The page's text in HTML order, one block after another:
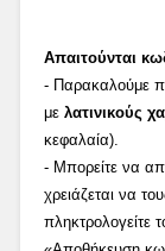
Απαιτούνται
- Παρακαλούμε
με λατινικούς
κεφαλαία).
- Μπορείτε να
χρειάζεται να
πληκτρολογείτε